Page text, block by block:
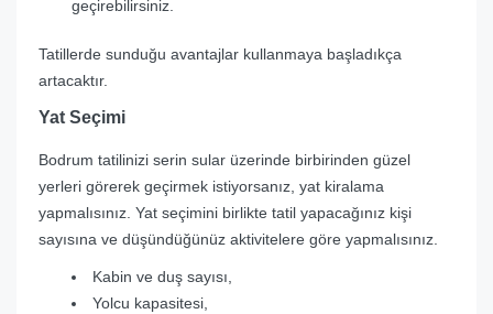
geçirebilirsiniz.
Tatillerde sunduğu avantajlar kullanmaya başladıkça
artacaktır.
Yat Seçimi
Bodrum tatilinizi serin sular üzerinde birbirinden güzel
yerleri görerek geçirmek istiyorsanız, yat kiralama
yapmalısınız. Yat seçimini birlikte tatil yapacağınız kişi
sayısına ve düşündüğünüz aktivitelere göre yapmalısınız.
Kabin ve duş sayısı,
Yolcu kapasitesi,